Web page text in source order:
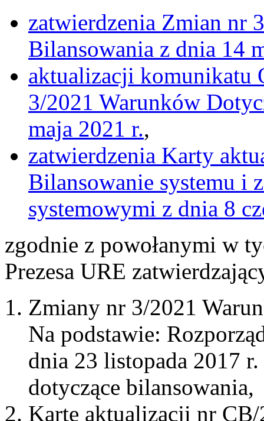
zatwierdzenia Zmian nr
Bilansowania z dnia 14
aktualizacji komunikatu
3/2021 Warunków
maja 2021 r.,
zatwierdzenia Karty
Bilansowanie systemu i
systemowymi z dnia 8
zgodnie z powołanymi w
Prezesa URE
Zmiany nr 3/2021
Na podstawie:
dnia 23 listopada 2017
dotyczące bilansowania,
Kartę aktualizacji nr